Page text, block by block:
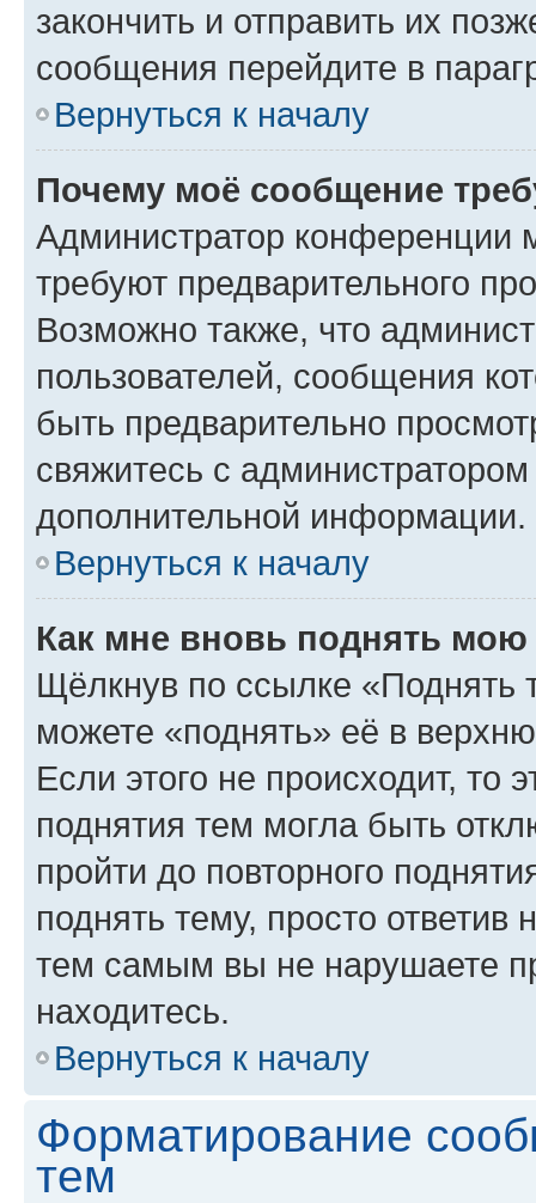
закончить и отправить их
сообщения перейдите в
Вернуться к началу
Почему моё сообщение
Администратор конференции
требуют предварительного
Возможно также, что
пользователей, сообщения
быть предварительно
свяжитесь с
дополнительной информации.
Вернуться к началу
Как мне вновь поднять мою
Щёлкнув по ссылке «Поднять
можете «поднять» её в
Если этого не происходит, то
поднятия тем могла быть
пройти до повторного
поднять тему, просто ответив
тем самым вы не нарушаете
находитесь.
Вернуться к началу
Форматирование
тем